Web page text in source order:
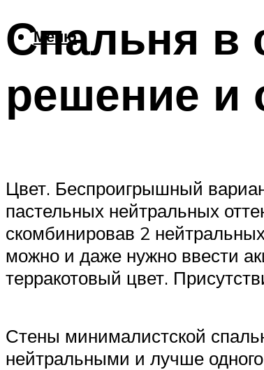
Меню
Спальня в
решение и
Цвет. Беспроигрышный
пастельных нейтральных
скомбинировав 2
можно и даже нужно ввести
терракотовый цвет.
Стены минималистской
нейтральными и лучше